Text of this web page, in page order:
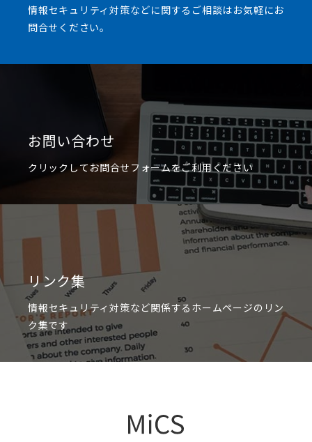
情報セキュリティ対策などに関するご相談はお気軽にお
問合せください。
お問い合わせ
クリックしてお問合せフォームをご利用ください
リンク集
情報セキュリティ対策など関係するホームページのリン
ク集です